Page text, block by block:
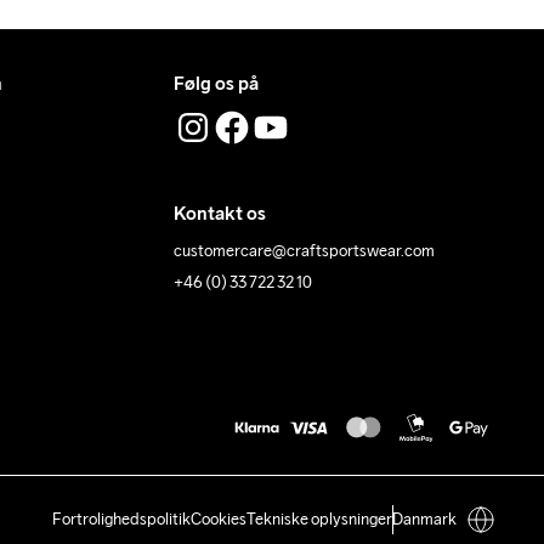
Følg os på
Kontakt os
customercare@craftsportswear.com
+46 (0) 33 722 32 10
FortrolighedspolitikCookiesTekniske oplysningerDanmark